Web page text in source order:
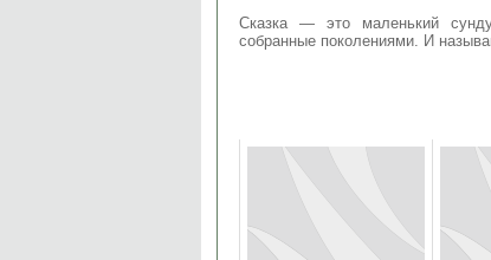
Сказка — это маленький
собранные поколениями. И